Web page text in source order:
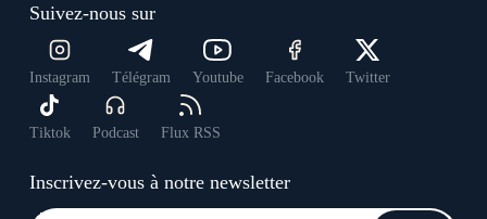
Suivez-nous sur
Instagram Télégram Youtube Facebook Twitter
Tiktok Podcast Flux RSS
Inscrivez-vous à notre newsletter